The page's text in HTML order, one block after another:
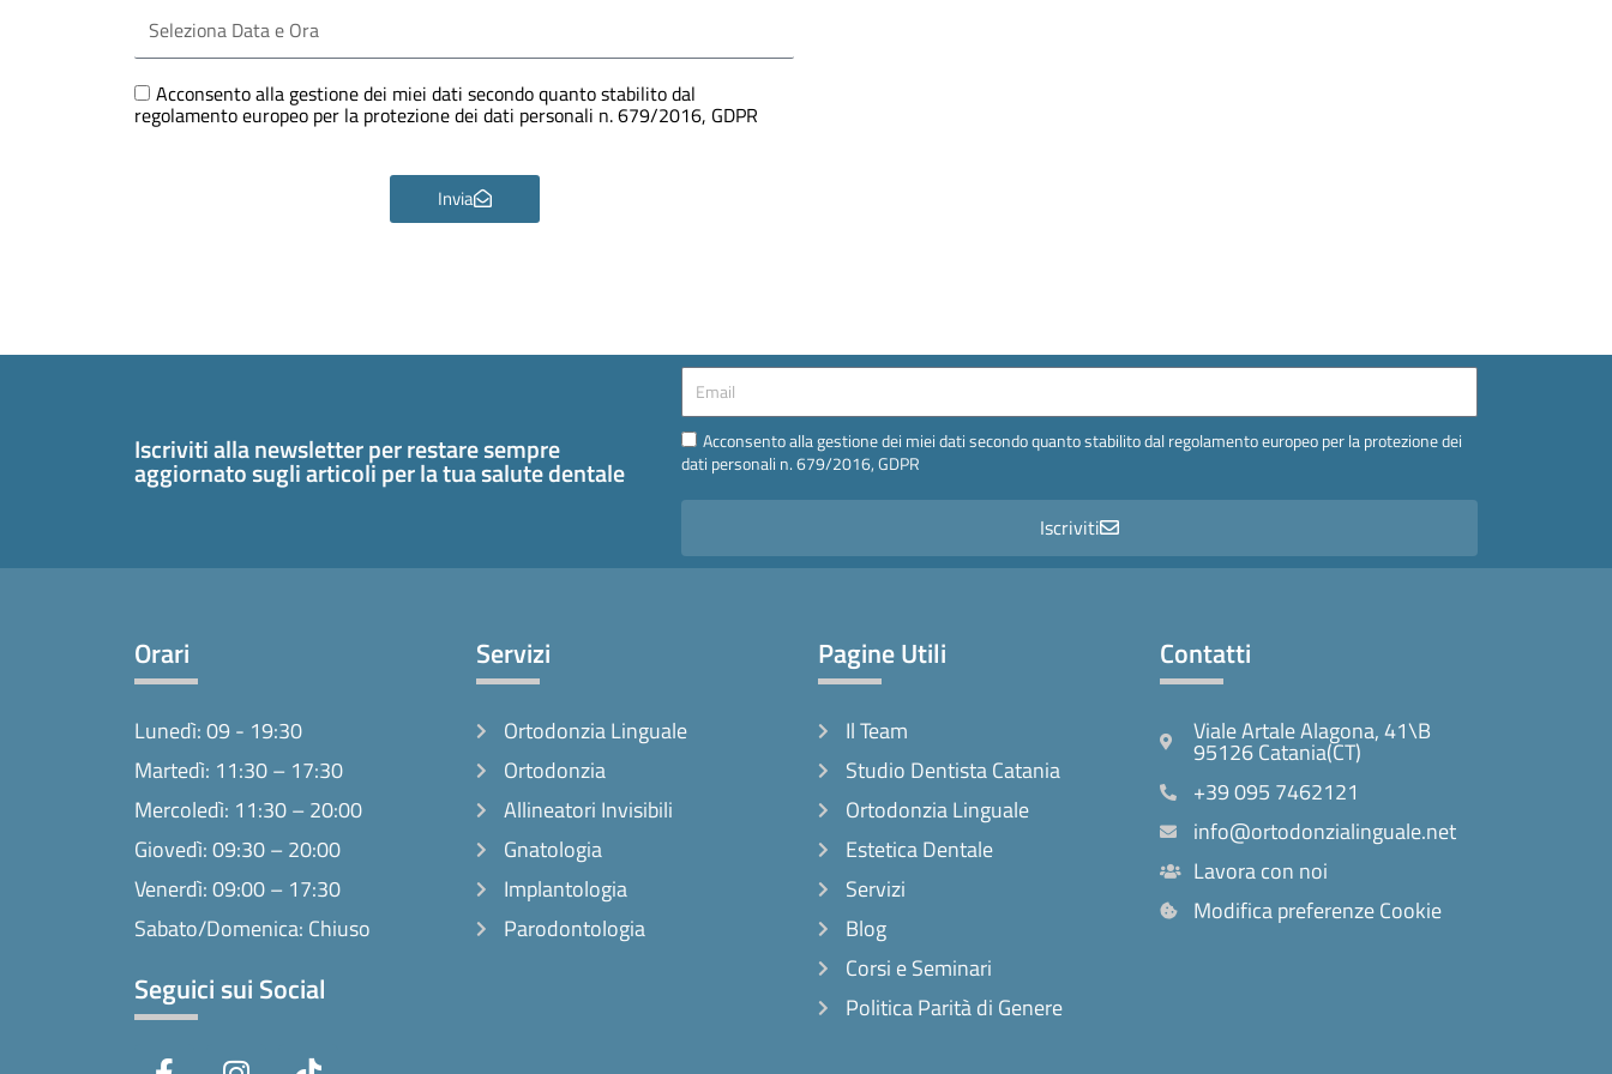
Data
e
GDPR
Acconsento alla gestione dei miei dati secondo quanto stabilito dal
regolamento europeo per la protezione dei dati personali n. 679/2016, GDPR
Invia
Iscriviti alla newsletter per restare sempre
aggiornato sugli articoli per la tua salute dentale
Email
Email
Acconsento alla gestione dei miei dati secondo quanto stabilito dal regolamento europeo per la protezione dei
dati personali n. 679/2016, GDPR
Iscriviti
Orari
Lunedì: 09 - 19:30
Martedì: 11:30 – 17:30
Mercoledì: 11:30 – 20:00
Giovedì: 09:30 – 20:00
Venerdì: 09:00 – 17:30
Sabato/Domenica: Chiuso
Seguici sui Social
Servizi
Ortodonzia Linguale
Ortodonzia
Allineatori Invisibili
Gnatologia
Implantologia
Parodontologia
Pagine Utili
Il Team
Studio Dentista Catania
Ortodonzia Linguale
Estetica Dentale
Servizi
Blog
Corsi e Seminari
Politica Parità di Genere
Contatti
Viale Artale Alagona, 41\B
95126 Catania(CT)
+39 095 7462121
info@ortodonzialinguale.net
Lavora con noi
Modifica preferenze Cookie